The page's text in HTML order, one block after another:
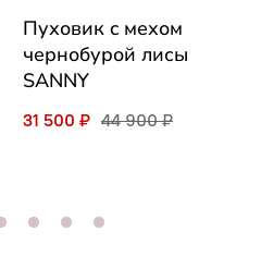
Пуховик c мехом
чернобурой лисы
SANNY
31 500 ₽ 44 900 ₽